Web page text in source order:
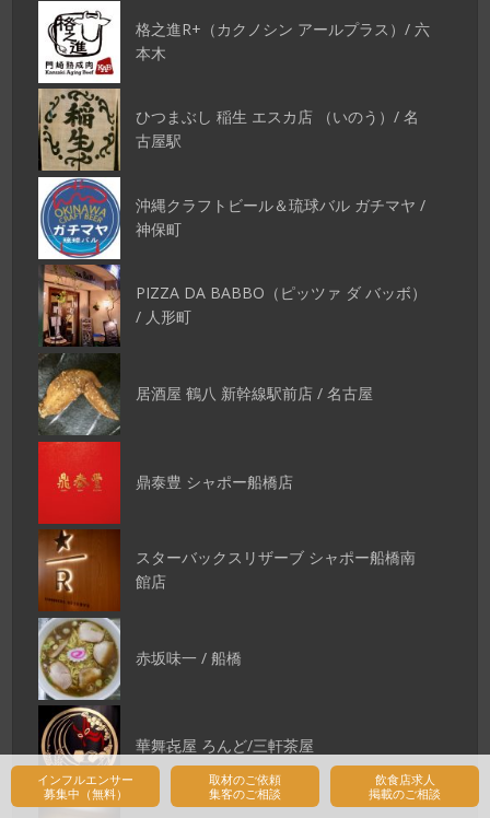
インフルエンサー
募集中（無料）
取材のご依頼
集客のご相談
飲食店求人
掲載のご相談
格之進R+（カクノシン アールプラス）/ 六
本木
ひつまぶし 稲生 エスカ店 （いのう）/ 名
古屋駅
沖縄クラフトビール＆琉球バル ガチマヤ /
神保町
PIZZA DA BABBO（ピッツァ ダ バッボ）
/ 人形町
居酒屋 鶴八 新幹線駅前店 / 名古屋
鼎泰豊 シャポー船橋店
スターバックスリザーブ シャポー船橋南
館店
赤坂味一 / 船橋
華舞㐂屋 ろんど/三軒茶屋